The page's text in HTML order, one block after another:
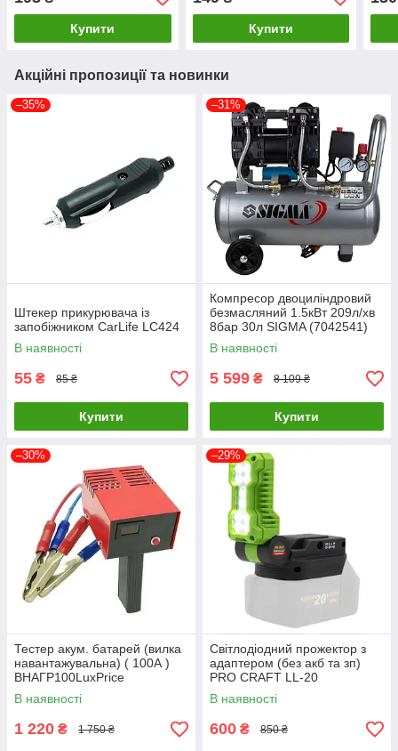
Купити Купити
Акційні пропозиції та новинки
–35%
Штекер прикурювача із
запобіжником CarLife LC424
В наявності
55 ₴ 85 ₴
Купити
–31%
Компресор двоциліндровий
безмасляний 1.5кВт 209л/хв
8бар 30л SIGMA (7042541)
В наявності
5 599 ₴ 8 109 ₴
Купити
–30%
Тестер акум. батарей (вилка
навантажувальна) ( 100А )
ВНАГР100LuxPrice
В наявності
1 220 ₴ 1 750 ₴
–29%
Світлодіодний прожектор з
адаптером (без акб та зп)
PRO CRAFT LL-20
В наявності
600 ₴ 850 ₴